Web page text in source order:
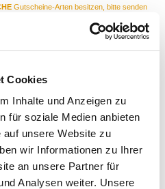
Cookies
Inhalte und Anzeigen zu
für soziale Medien anbieten
unsere Website zu
wir Informationen zu Ihrer
an unsere Partner für
Analysen weiter. Unsere